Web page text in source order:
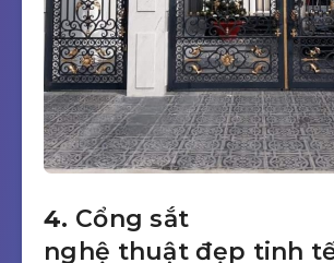
4. Cổng sắt
nghệ thuật đẹp tinh